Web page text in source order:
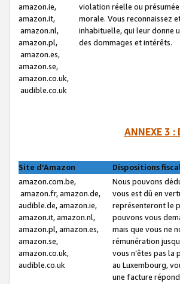
amazon.ie,
amazon.it,
amazon.nl,
amazon.pl,
amazon.es,
amazon.se,
amazon.co.uk,
audible.co.uk
violation réelle ou
morale. Vous reconnaissez
inhabituelle, qui leur donne
des dommages et intérêts.
ANNEXE 3 :
Site d’Amazon
Dispositions
amazon.com.be,
amazon.fr, amazon.de,
audible.de, amazon.ie,
amazon.it, amazon.nl,
amazon.pl, amazon.es,
amazon.se,
amazon.co.uk,
audible.co.uk
Nous pouvons
vous est dû en
représenteront le
pouvons vous
mais que vous ne
rémunération
vous n’êtes pas la
au Luxembourg,
une facture